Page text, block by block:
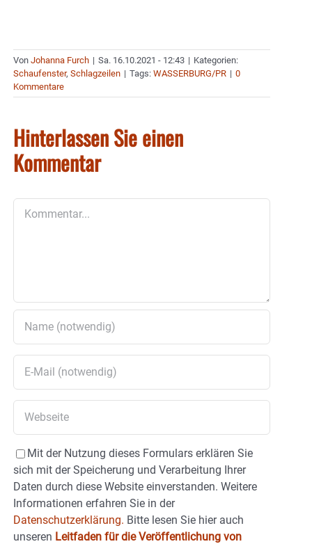
Von Johanna Furch | Sa. 16.10.2021 - 12:43 | Kategorien:
Schaufenster, Schlagzeilen | Tags: WASSERBURG/PR | 0
Kommentare
Hinterlassen Sie einen
Kommentar
Mit der Nutzung dieses Formulars erklären Sie
sich mit der Speicherung und Verarbeitung Ihrer
Daten durch diese Website einverstanden. Weitere
Informationen erfahren Sie in der
Datenschutzerklärung. Bitte lesen Sie hier auch
unseren Leitfaden für die Veröffentlichung von